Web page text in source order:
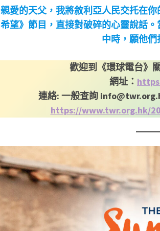
親愛的天父，我將敘利亞人民交托在
希望》節目，直接對破碎的心靈說話
中時，願他們
歡迎到《環球電台》
網址：
連絡: 一般查詢
https://www.twr.org.hk/